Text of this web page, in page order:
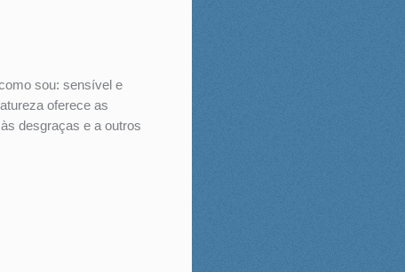
sou: sensível e
oferece as
desgraças e a outros